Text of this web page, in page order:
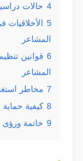
4 حالات
5
المشاعر
6 قوانين
المشاعر
7 مخاطر
8 كيفية
9 خاتمة ورؤى